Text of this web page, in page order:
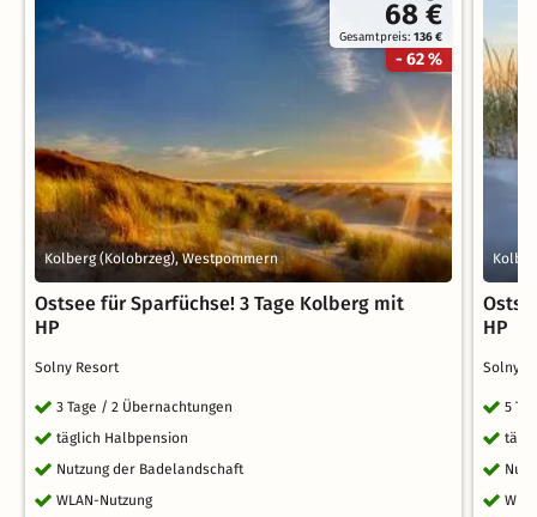
68 €
Gesamtpreis:136 €
- 62 %
Kolberg (Kolobrzeg), Westpommern
Ostsee für Sparfüchse! 3 Tage Kolberg mit
HP
Solny Resort
3 Tage / 2 Übernachtungen
täglich Halbpension
Nutzung der Badelandschaft
WLAN-Nutzung
HP
Solny
5